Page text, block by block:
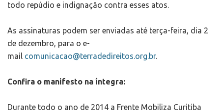
todo repúdio e indignação contra esses atos.
As assinaturas podem ser enviadas até terça-feira, dia 2
de dezembro, para o e-
mail comunicacao@terradedireitos.org.br.
Confira o manifesto na íntegra:
Durante todo o ano de 2014 a Frente Mobiliza Curitiba